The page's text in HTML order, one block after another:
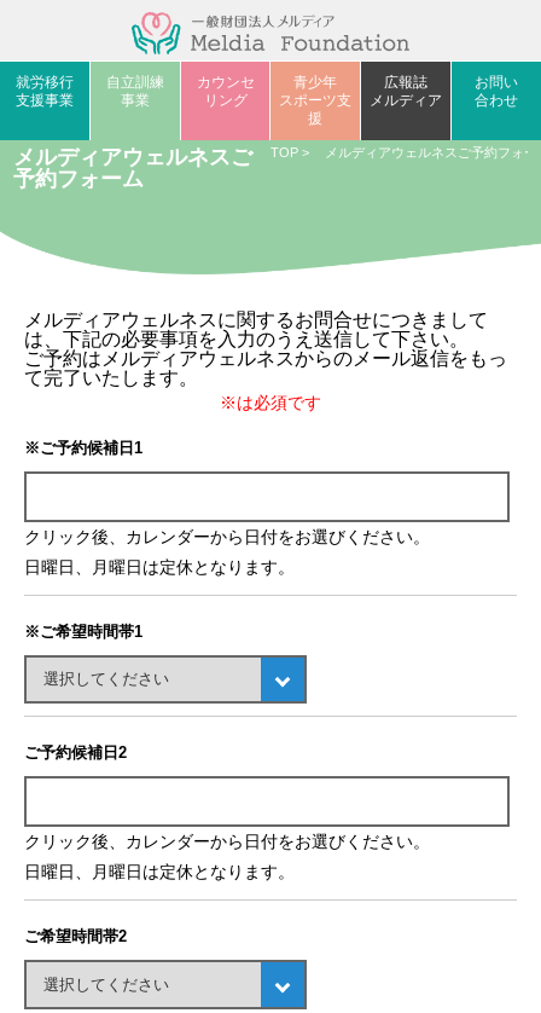
就労移行
支援事業
自立訓練
事業
カウンセ
リング
青少年
スポーツ支
援
広報誌
メルディア
お問い
合わせ
メルディアウェルネスご
予約フォーム
TOP > メルディアウェルネスご予約フォー
メルディアウェルネスに関するお問合せにつきまして
は、下記の必要事項を入力のうえ送信して下さい。
ご予約はメルディアウェルネスからのメール返信をもっ
て完了いたします。
※は必須です
※ご予約候補日1
クリック後、カレンダーから日付をお選びください。
日曜日、月曜日は定休となります。
※ご希望時間帯1
ご予約候補日2
クリック後、カレンダーから日付をお選びください。
日曜日、月曜日は定休となります。
ご希望時間帯2